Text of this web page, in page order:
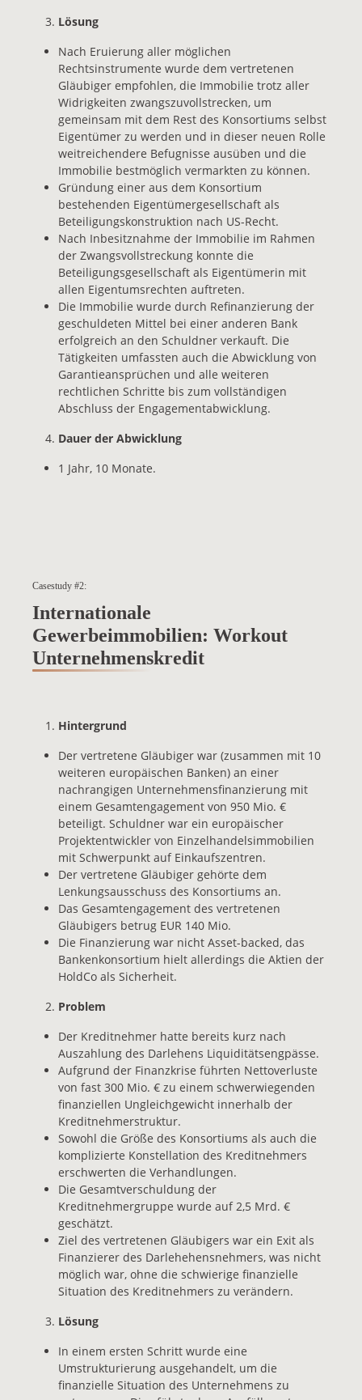
Lösung
Nach Eruierung aller möglichen
Rechtsinstrumente wurde dem vertretenen
Gläubiger empfohlen, die Immobilie trotz aller
Widrigkeiten zwangszuvollstrecken, um
gemeinsam mit dem Rest des Konsortiums selbst
Eigentümer zu werden und in dieser neuen Rolle
weitreichendere Befugnisse ausüben und die
Immobilie bestmöglich vermarkten zu können.
Gründung einer aus dem Konsortium
bestehenden Eigentümergesellschaft als
Beteiligungskonstruktion nach US-Recht.
Nach Inbesitznahme der Immobilie im Rahmen
der Zwangsvollstreckung konnte die
Beteiligungsgesellschaft als Eigentümerin mit
allen Eigentumsrechten auftreten.
Die Immobilie wurde durch Refinanzierung der
geschuldeten Mittel bei einer anderen Bank
erfolgreich an den Schuldner verkauft. Die
Tätigkeiten umfassten auch die Abwicklung von
Garantieansprüchen und alle weiteren
rechtlichen Schritte bis zum vollständigen
Abschluss der Engagementabwicklung.
Dauer der Abwicklung
1 Jahr, 10 Monate.
Casestudy #2:
Internationale
Gewerbeimmobilien: Workout
Unternehmenskredit
Hintergrund
Der vertretene Gläubiger war (zusammen mit 10
weiteren europäischen Banken) an einer
nachrangigen Unternehmensfinanzierung mit
einem Gesamtengagement von 950 Mio. €
beteiligt. Schuldner war ein europäischer
Projektentwickler von Einzelhandelsimmobilien
mit Schwerpunkt auf Einkaufszentren.
Der vertretene Gläubiger gehörte dem
Lenkungsausschuss des Konsortiums an.
Das Gesamtengagement des vertretenen
Gläubigers betrug EUR 140 Mio.
Die Finanzierung war nicht Asset-backed, das
Bankenkonsortium hielt allerdings die Aktien der
HoldCo als Sicherheit.
Problem
Der Kreditnehmer hatte bereits kurz nach
Auszahlung des Darlehens Liquiditätsengpässe.
Aufgrund der Finanzkrise führten Nettoverluste
von fast 300 Mio. € zu einem schwerwiegenden
finanziellen Ungleichgewicht innerhalb der
Kreditnehmerstruktur.
Sowohl die Größe des Konsortiums als auch die
komplizierte Konstellation des Kreditnehmers
erschwerten die Verhandlungen.
Die Gesamtverschuldung der
Kreditnehmergruppe wurde auf 2,5 Mrd. €
geschätzt.
Ziel des vertretenen Gläubigers war ein Exit als
Finanzierer des Darlehehensnehmers, was nicht
möglich war, ohne die schwierige finanzielle
Situation des Kreditnehmers zu verändern.
Lösung
In einem ersten Schritt wurde eine
Umstrukturierung ausgehandelt, um die
finanzielle Situation des Unternehmens zu